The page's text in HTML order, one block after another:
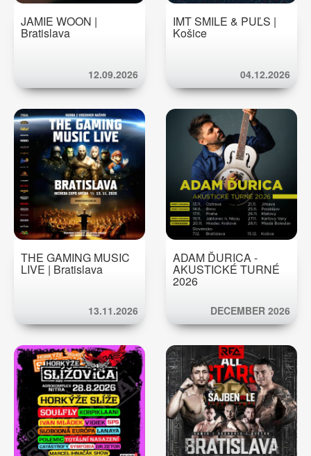
JAMIE WOON |
Bratislava
12.09.2026
IMT SMILE & PUĽS |
Košice
04.12.2026
THE GAMING MUSIC
LIVE | Bratislava
13.11.2026
ADAM ĎURICA -
AKUSTICKÉ TURNÉ
2026
DECEMBER 2026